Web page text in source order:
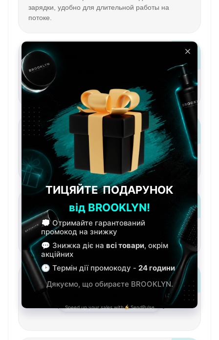
зарядки, удобно для длительной работы на
потоке.
Для фейда
Точный контроль длины, плавные переходы,
чистая работа возле висков, затылка и боковых
зон.
Для окантовки
Аккуратные контуры, четкие линии, детализация
бороды, шеи, усов и завершающих штрихов.
Для домашнего использования
Удобные модели для поддержания короткой
стрижки, ухода за бородой и быстрой коррекции.
Для барбершопа
Инструменты для интенсивной работы, разных
техник стрижки и профессионального результата.